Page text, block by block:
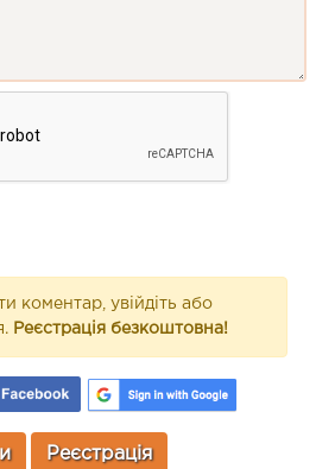
коментар, увійдіть або
Реєстрація безкоштовна!
Реєстрація